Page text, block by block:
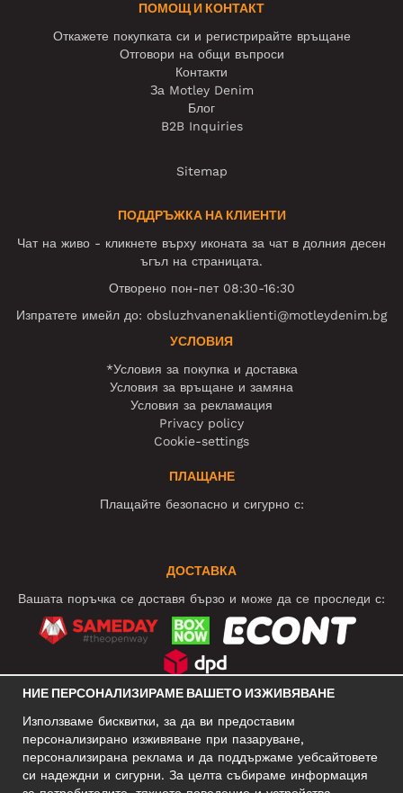
ПОМОЩ И КОНТАКТ
Откажете покупката си и регистрирайте връщане
Отговори на общи въпроси
Контакти
За Motley Denim
Блог
B2B Inquiries
Sitemap
ПОДДРЪЖКА НА КЛИЕНТИ
Чат на живо - кликнете върху иконата за чат в долния десен
ъгъл на страницата.
Отворено пон-пет 08:30-16:30
Изпратете имейл до: obsluzhvanenaklienti@motleydenim.bg
УСЛОВИЯ
*Условия за покупка и доставка
Условия за връщане и замяна
Условия за рекламация
Privacy policy
Cookie-settings
ПЛАЩАНЕ
Плащайте безопасно и сигурно с:
ДОСТАВКА
Вашата поръчка се доставя бързо и може да се проследи с:
БИЗНЕС АДРЕС
НИЕ ПЕРСОНАЛИЗИРАМЕ ВАШЕТО ИЗЖИВЯВАНЕ
Използваме бисквитки, за да ви предоставим
персонализирано изживяване при пазаруване,
персонализирана реклама и да поддържаме уебсайтовете
си надеждни и сигурни. За целта събираме информация